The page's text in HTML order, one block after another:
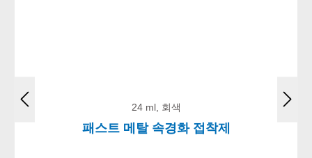
24 ml, 회색
패스트 메탈 속경화 접착제